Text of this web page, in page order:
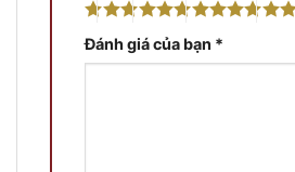
Đánh giá của bạn *